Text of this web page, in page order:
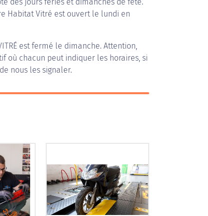
Habitat Vitré est ouvert le lundi en
est fermé le dimanche. Attention,
où chacun peut indiquer les horaires, si
nous les signaler.